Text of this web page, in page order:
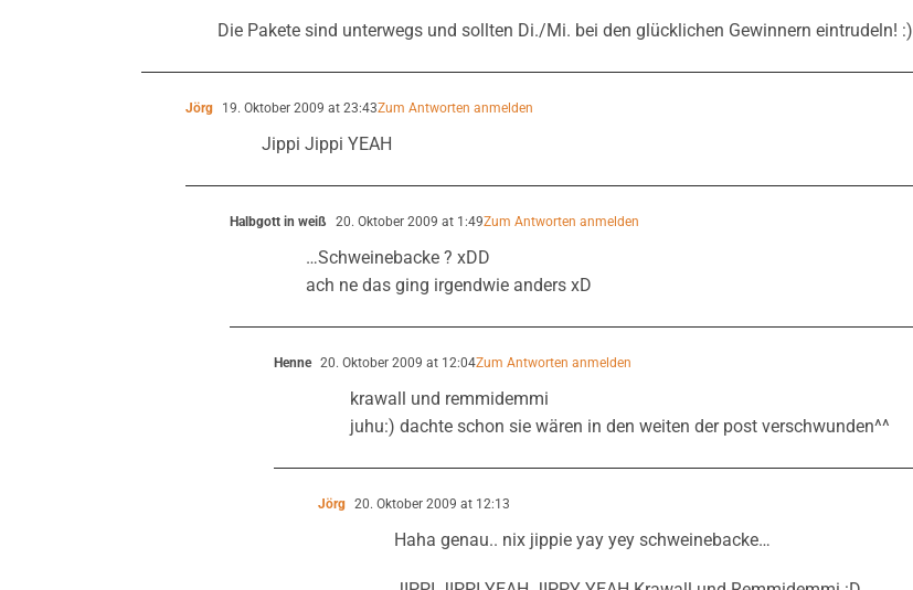
Die Pakete sind unterwegs und sollten Di./Mi. bei den glücklichen Gewinnern eintrudeln! :)
Jörg 19. Oktober 2009 at 23:43Zum Antworten anmelden
Jippi Jippi YEAH
Halbgott in weiß 20. Oktober 2009 at 1:49Zum Antworten anmelden
…Schweinebacke ? xDD
ach ne das ging irgendwie anders xD
Henne 20. Oktober 2009 at 12:04Zum Antworten anmelden
krawall und remmidemmi
juhu:) dachte schon sie wären in den weiten der post verschwunden^^
Jörg 20. Oktober 2009 at 12:13
Haha genau.. nix jippie yay yey schweinebacke…